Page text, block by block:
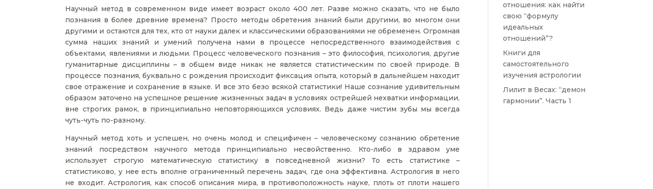
Научный метод в современном виде имеет возраст около 400 лет. Разве можно сказать, что не было
познания в более древние времена? Просто методы обретения знаний были другими, во многом они
другими и остаются для тех, кто от науки далек и классическими образованиями не обременен. Огромная
сумма наших знаний и умений получена нами в процессе непосредственного взаимодействия с
объектами, явлениями и людьми. Процесс человеческого познания – это философия, психология, другие
гуманитарные дисциплины – в общем виде никак не является статистическим по своей природе. В
процессе познания, буквально с рождения происходит фиксация опыта, который в дальнейшем находит
свое отражение и сохранение в языке. И все это безо всякой статистики! Наше сознание удивительным
образом заточено на успешное решение жизненных задач в условиях острейшей нехватки информации,
вне строгих рамок, в принципиально неповторяющихся условиях. Ведь даже чистим зубы мы всегда
чуть-чуть по-разному.
Научный метод хоть и успешен, но очень молод и специфичен – человеческому сознанию обретение
знаний посредством научного метода принципиально несвойственно. Кто-либо в здравом уме
использует строгую математическую статистику в повседневной жизни? То есть статистике –
статистиково, у нее есть вполне ограниченный перечень задач, где она эффективна. Астрология в него
не входит. Астрология, как способ описания мира, в противоположность науке, плоть от плоти нашего
отношения: как найти
свою “формулу
идеальных
отношений”?
Книги для
самостоятельного
изучения астрологии
Лилит в Весах: “демон
гармонии”. Часть 1